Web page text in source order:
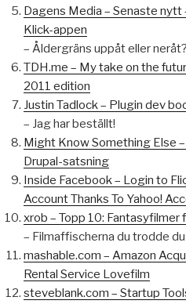
Dagens Media – Senaste
Klick-appen
– Åldergräns uppåt eller neråt?
TDH.me – My take on the
2011 edition
Justin Tadlock – Plugin dev
– Jag har beställt!
Might Know Something Else
Drupal-satsning
Inside Facebook – Login to
Account Thanks To Yahoo!
xrob – Topp 10:
– Filmaffischerna du trodde
mashable.com – Amazon
Rental Service Lovefilm
steveblank.com – Startup